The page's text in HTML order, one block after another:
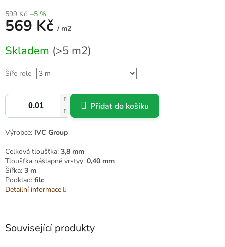
599 Kč –5 %
569 Kč / m2
cena:
Skladem (>5 m2)
Šíře role
Přidat do košíku
Výrobce: IVC Group
Celková tloušťka: 3,8 mm
Tloušťka nášlapné vrstvy: 0,40 mm
Šířka: 3 m
Podklad: filc
Detailní informace
Související produkty